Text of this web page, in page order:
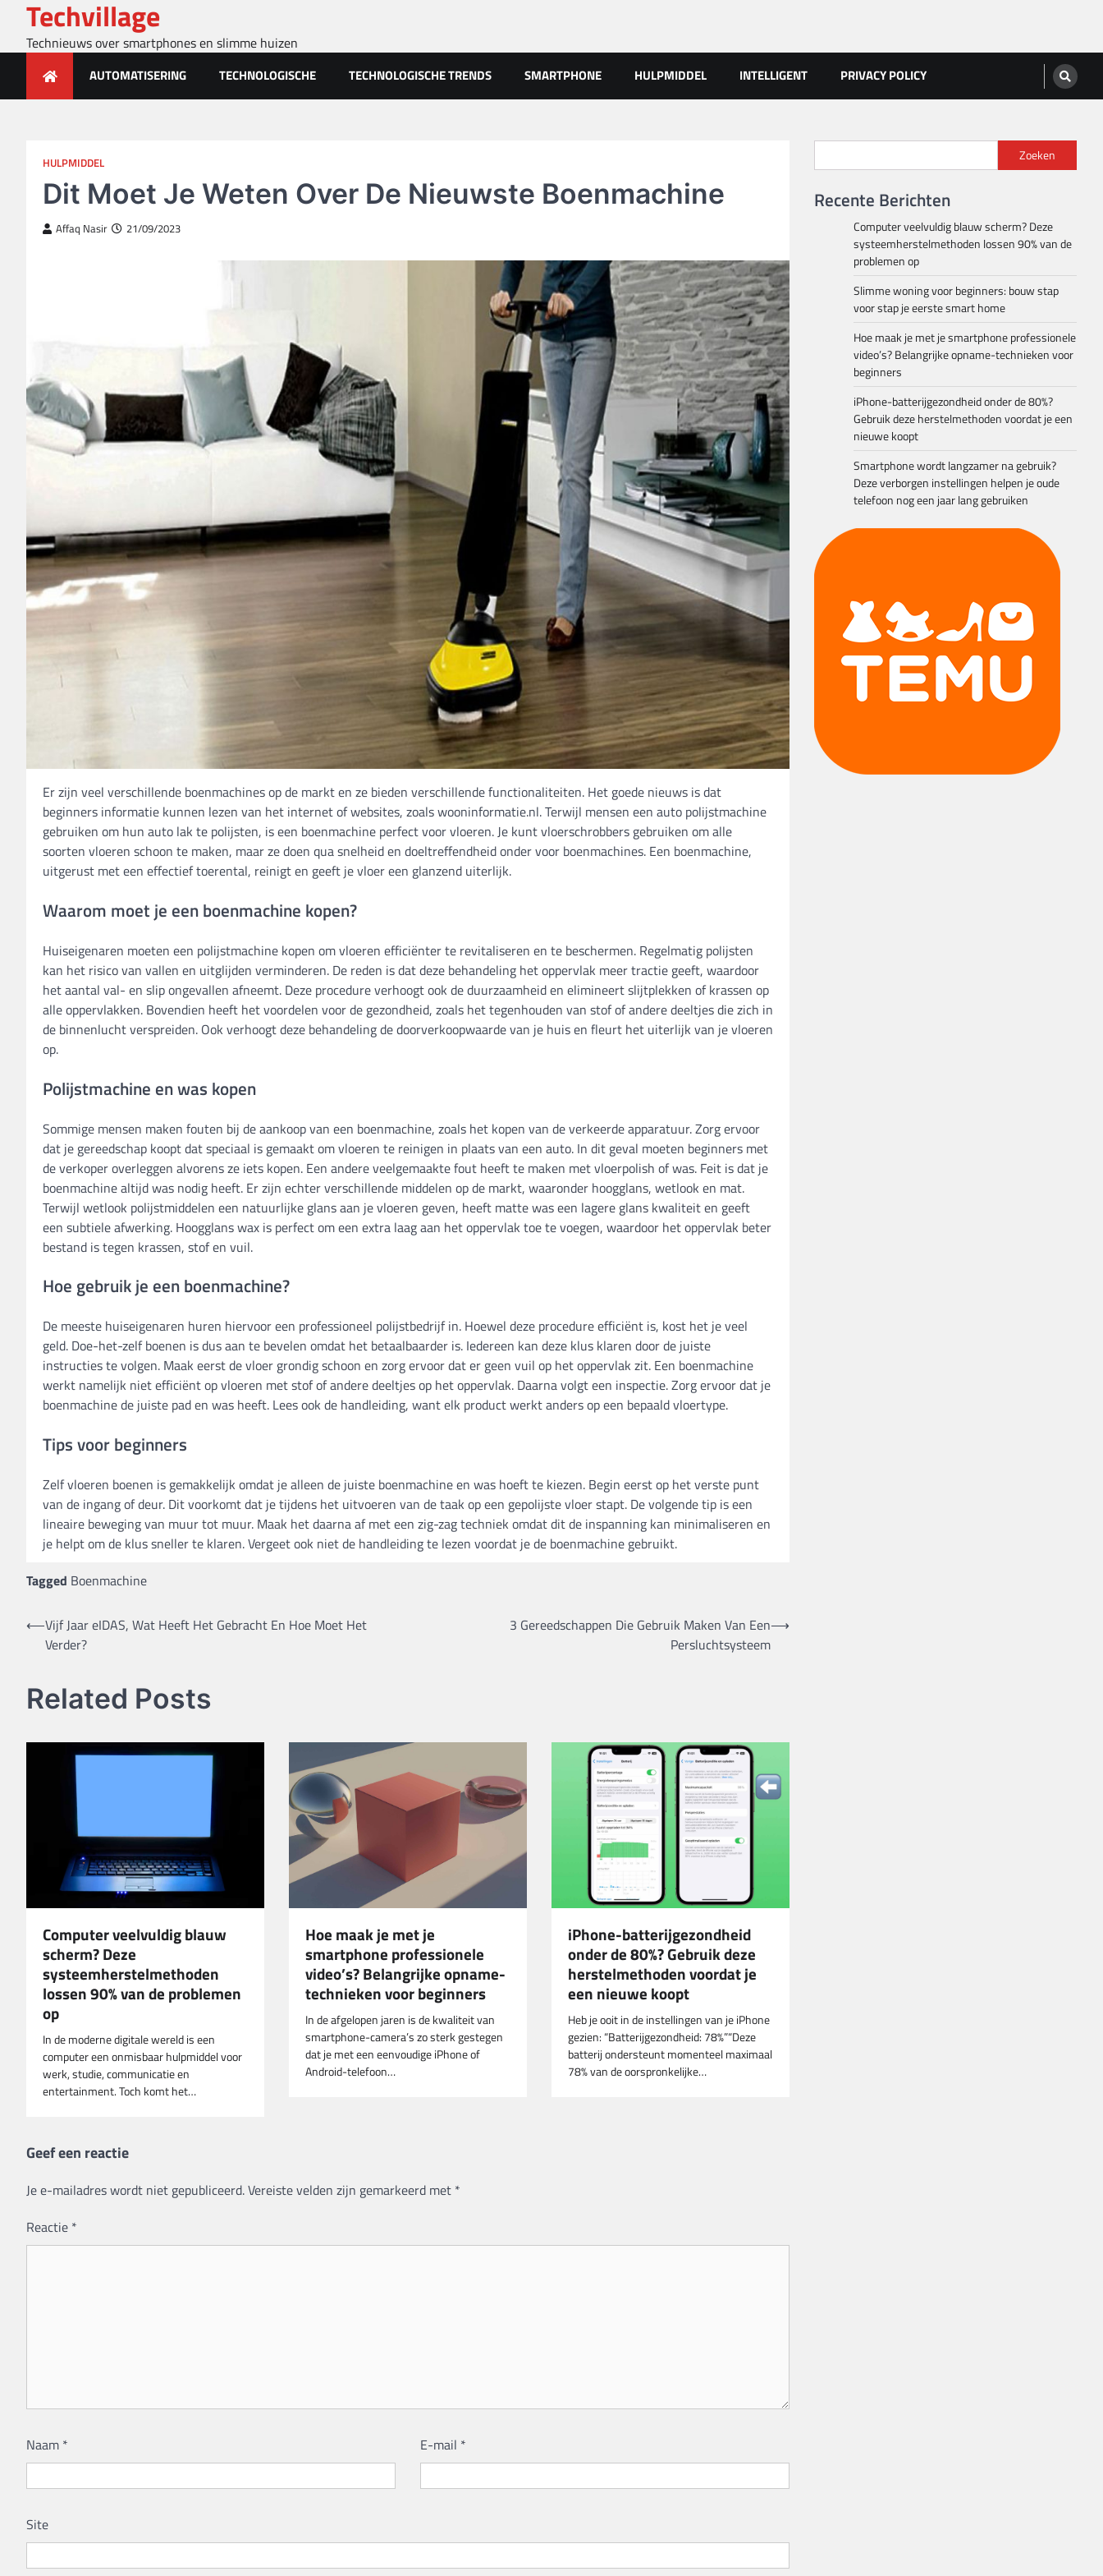
content
Techvillage
Technieuws over smartphones en slimme huizen
AUTOMATISERING TECHNOLOGISCHE TECHNOLOGISCHE TRENDS SMARTPHONE HULPMIDDEL INTELLIGENT PRIVACY POLICY
HULPMIDDEL
Dit Moet Je Weten Over De Nieuwste Boenmachine
Affaq Nasir 21/09/2023
Er zijn veel verschillende boenmachines op de markt en ze bieden verschillende functionaliteiten. Het goede nieuws is dat
beginners informatie kunnen lezen van het internet of websites, zoals wooninformatie.nl. Terwijl mensen een auto polijstmachine
gebruiken om hun auto lak te polijsten, is een boenmachine perfect voor vloeren. Je kunt vloerschrobbers gebruiken om alle
soorten vloeren schoon te maken, maar ze doen qua snelheid en doeltreffendheid onder voor boenmachines. Een boenmachine,
uitgerust met een effectief toerental, reinigt en geeft je vloer een glanzend uiterlijk.
Waarom moet je een boenmachine kopen?
Huiseigenaren moeten een polijstmachine kopen om vloeren efficiënter te revitaliseren en te beschermen. Regelmatig polijsten
kan het risico van vallen en uitglijden verminderen. De reden is dat deze behandeling het oppervlak meer tractie geeft, waardoor
het aantal val- en slip ongevallen afneemt. Deze procedure verhoogt ook de duurzaamheid en elimineert slijtplekken of krassen op
alle oppervlakken. Bovendien heeft het voordelen voor de gezondheid, zoals het tegenhouden van stof of andere deeltjes die zich in
de binnenlucht verspreiden. Ook verhoogt deze behandeling de doorverkoopwaarde van je huis en fleurt het uiterlijk van je vloeren
op.
Polijstmachine en was kopen
Sommige mensen maken fouten bij de aankoop van een boenmachine, zoals het kopen van de verkeerde apparatuur. Zorg ervoor
dat je gereedschap koopt dat speciaal is gemaakt om vloeren te reinigen in plaats van een auto. In dit geval moeten beginners met
de verkoper overleggen alvorens ze iets kopen. Een andere veelgemaakte fout heeft te maken met vloerpolish of was. Feit is dat je
boenmachine altijd was nodig heeft. Er zijn echter verschillende middelen op de markt, waaronder hoogglans, wetlook en mat.
Terwijl wetlook polijstmiddelen een natuurlijke glans aan je vloeren geven, heeft matte was een lagere glans kwaliteit en geeft
een subtiele afwerking. Hoogglans wax is perfect om een extra laag aan het oppervlak toe te voegen, waardoor het oppervlak beter
bestand is tegen krassen, stof en vuil.
Hoe gebruik je een boenmachine?
De meeste huiseigenaren huren hiervoor een professioneel polijstbedrijf in. Hoewel deze procedure efficiënt is, kost het je veel
geld. Doe-het-zelf boenen is dus aan te bevelen omdat het betaalbaarder is. Iedereen kan deze klus klaren door de juiste
instructies te volgen. Maak eerst de vloer grondig schoon en zorg ervoor dat er geen vuil op het oppervlak zit. Een boenmachine
werkt namelijk niet efficiënt op vloeren met stof of andere deeltjes op het oppervlak. Daarna volgt een inspectie. Zorg ervoor dat je
boenmachine de juiste pad en was heeft. Lees ook de handleiding, want elk product werkt anders op een bepaald vloertype.
Tips voor beginners
Zelf vloeren boenen is gemakkelijk omdat je alleen de juiste boenmachine en was hoeft te kiezen. Begin eerst op het verste punt
van de ingang of deur. Dit voorkomt dat je tijdens het uitvoeren van de taak op een gepolijste vloer stapt. De volgende tip is een
lineaire beweging van muur tot muur. Maak het daarna af met een zig-zag techniek omdat dit de inspanning kan minimaliseren en
je helpt om de klus sneller te klaren. Vergeet ook niet de handleiding te lezen voordat je de boenmachine gebruikt.
Tagged Boenmachine
Bericht
navigatie
⟵Vijf Jaar eIDAS, Wat Heeft Het Gebracht En Hoe Moet Het
Verder?
3 Gereedschappen Die Gebruik Maken Van Een
Persluchtsysteem
⟶
Related Posts
Computer veelvuldig blauw
scherm? Deze
systeemherstelmethoden
lossen 90% van de problemen
op
In de moderne digitale wereld is een
computer een onmisbaar hulpmiddel voor
werk, studie, communicatie en
entertainment. Toch komt het…
Hoe maak je met je
smartphone professionele
video’s? Belangrijke opname-
technieken voor beginners
In de afgelopen jaren is de kwaliteit van
smartphone-camera’s zo sterk gestegen
dat je met een eenvoudige iPhone of
Android-telefoon…
iPhone-batterijgezondheid
onder de 80%? Gebruik deze
herstelmethoden voordat je
een nieuwe koopt
Heb je ooit in de instellingen van je iPhone
gezien: “Batterijgezondheid: 78%”“Deze
batterij ondersteunt momenteel maximaal
78% van de oorspronkelijke…
Geef een reactie
Je e-mailadres wordt niet gepubliceerd.Vereiste velden zijn gemarkeerd met *
Reactie *
Naam * E-mail *
Site
Zoeken
Recente Berichten
Computer veelvuldig blauw scherm? Deze
systeemherstelmethoden lossen 90% van de
problemen op
Slimme woning voor beginners: bouw stap
voor stap je eerste smart home
Hoe maak je met je smartphone professionele
video’s? Belangrijke opname-technieken voor
beginners
iPhone-batterijgezondheid onder de 80%?
Gebruik deze herstelmethoden voordat je een
nieuwe koopt
Smartphone wordt langzamer na gebruik?
Deze verborgen instellingen helpen je oude
telefoon nog een jaar lang gebruiken